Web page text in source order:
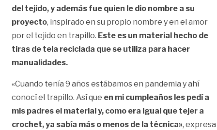
del tejido, y además fue quien le dio nombre a su
proyecto, inspirado en su propio nombre y en el amor
por el tejido en trapillo. Este es un material hecho de
tiras de tela reciclada que se utiliza para hacer
manualidades.
«Cuando tenía 9 años estábamos en pandemia y ahí
conocí el trapillo. Así que en mi cumpleaños les pedí a
mis padres el material y, como era igual que tejer a
crochet, ya sabía más o menos de la técnica», expresa